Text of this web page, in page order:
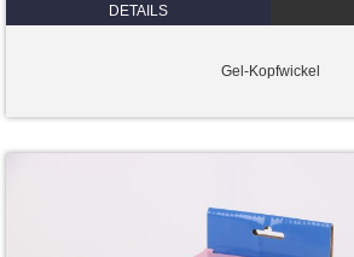
DETAILS
Gel-Kopfwickel